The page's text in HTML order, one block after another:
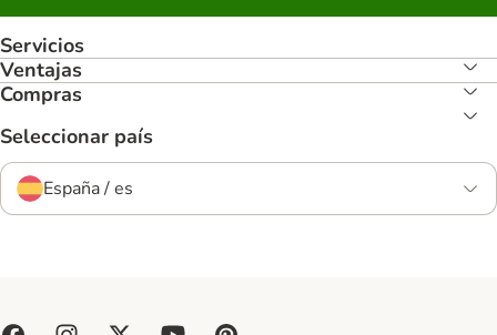
Servicios
Ventajas
Compras
Seleccionar país
España / es